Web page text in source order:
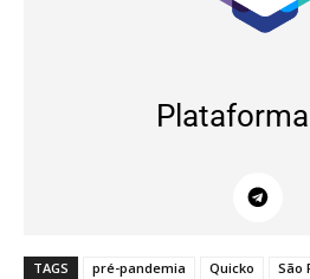
Plataforma
TAGS pré-pandemia Quicko São